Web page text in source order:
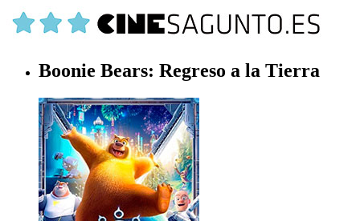
Boonie Bears: Regreso a la Tierra